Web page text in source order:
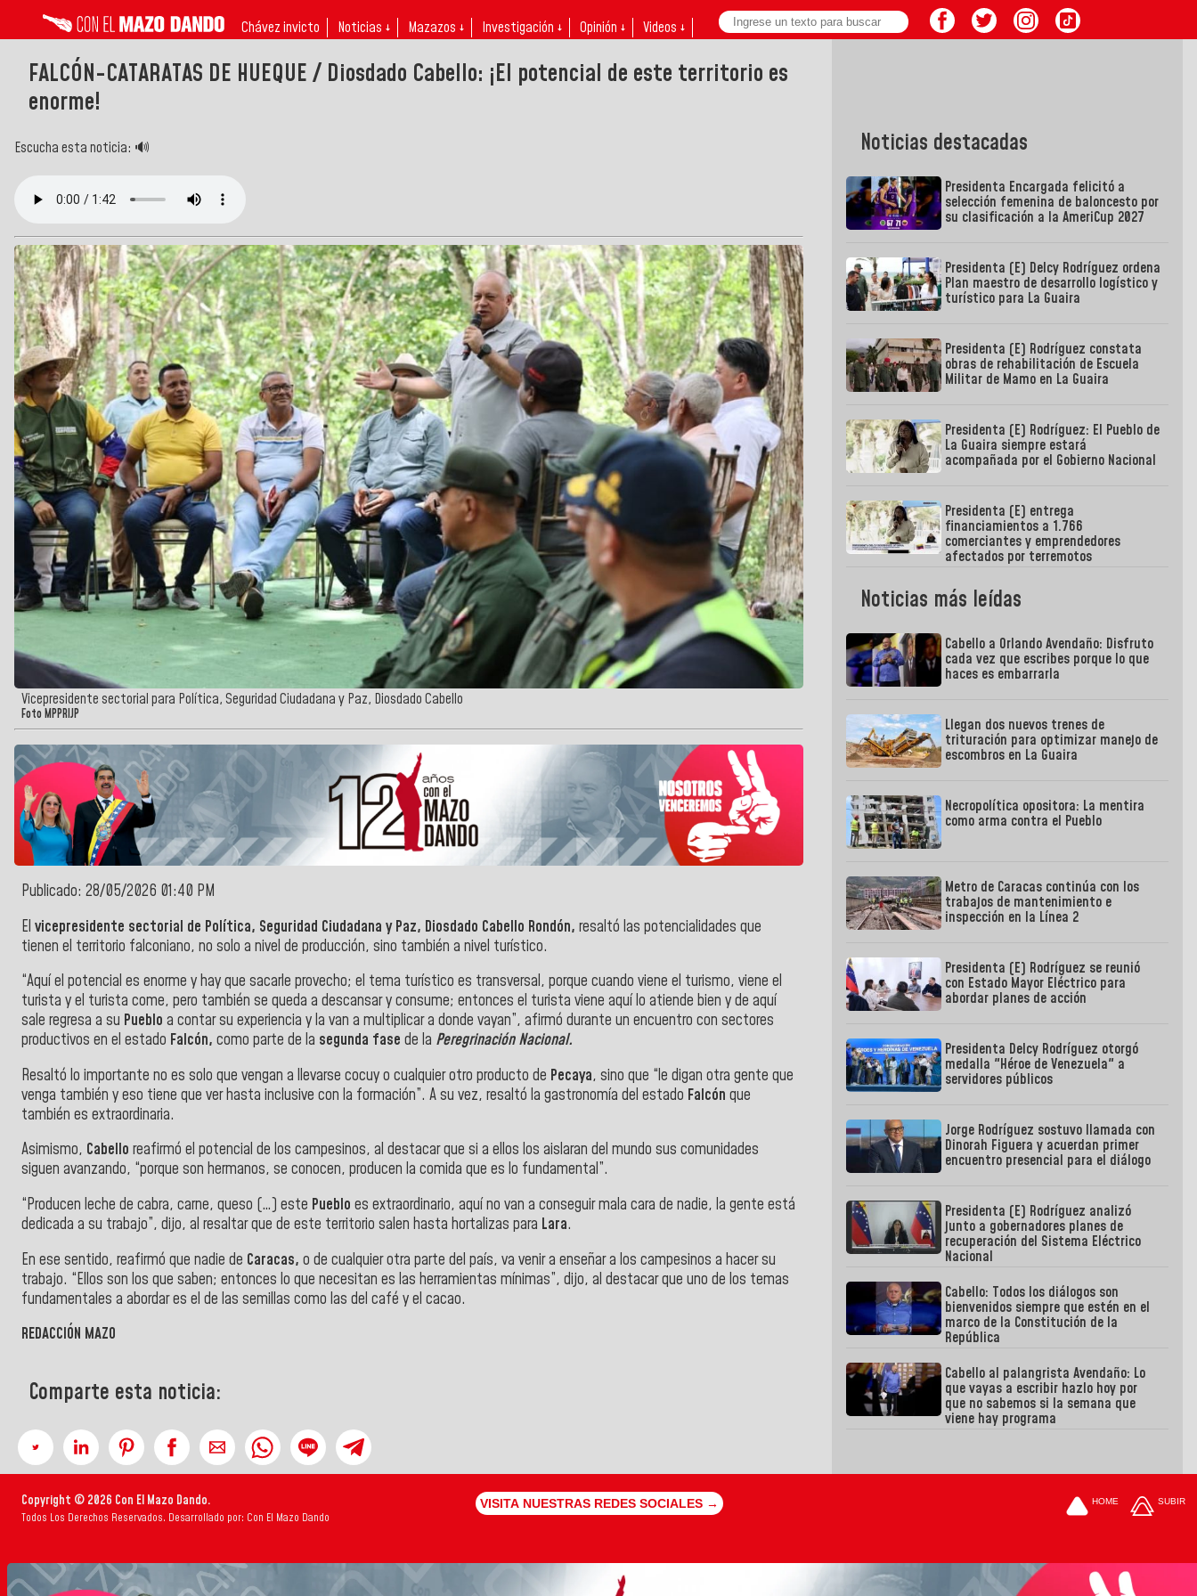
Chávez invicto Noticias ↓ Mazazos ↓ Investigación ↓ Opinión ↓ Videos ↓
FALCÓN-CATARATAS DE HUEQUE / Diosdado Cabello: ¡El potencial de este territorio es
enorme!
Escucha esta noticia: 🔊
Vicepresidente sectorial para Política, Seguridad Ciudadana y Paz, Diosdado Cabello
Foto MPPRIJP
Publicado: 28/05/2026 01:40 PM
El vicepresidente sectorial de Política, Seguridad Ciudadana y Paz, Diosdado Cabello Rondón, resaltó las potencialidades que
tienen el territorio falconiano, no solo a nivel de producción, sino también a nivel turístico.
“Aquí el potencial es enorme y hay que sacarle provecho; el tema turístico es transversal, porque cuando viene el turismo, viene el
turista y el turista come, pero también se queda a descansar y consume; entonces el turista viene aquí lo atiende bien y de aquí
sale regresa a su Pueblo a contar su experiencia y la van a multiplicar a donde vayan”, afirmó durante un encuentro con sectores
productivos en el estado Falcón, como parte de la segunda fase de la Peregrinación Nacional.
Resaltó lo importante no es solo que vengan a llevarse cocuy o cualquier otro producto de Pecaya, sino que “le digan otra gente que
venga también y eso tiene que ver hasta inclusive con la formación”. A su vez, resaltó la gastronomía del estado Falcón que
también es extraordinaria.
Asimismo, Cabello reafirmó el potencial de los campesinos, al destacar que si a ellos los aislaran del mundo sus comunidades
siguen avanzando, “porque son hermanos, se conocen, producen la comida que es lo fundamental”.
“Producen leche de cabra, carne, queso (…) este Pueblo es extraordinario, aquí no van a conseguir mala cara de nadie, la gente está
dedicada a su trabajo”, dijo, al resaltar que de este territorio salen hasta hortalizas para Lara.
En ese sentido, reafirmó que nadie de Caracas, o de cualquier otra parte del país, va venir a enseñar a los campesinos a hacer su
trabajo. “Ellos son los que saben; entonces lo que necesitan es las herramientas mínimas”, dijo, al destacar que uno de los temas
fundamentales a abordar es el de las semillas como las del café y el cacao.
REDACCIÓN MAZO
Comparte esta noticia:
Noticias destacadas
Presidenta Encargada felicitó a
selección femenina de baloncesto por
su clasificación a la AmeriCup 2027
Presidenta (E) Delcy Rodríguez ordena
Plan maestro de desarrollo logístico y
turístico para La Guaira
Presidenta (E) Rodríguez constata
obras de rehabilitación de Escuela
Militar de Mamo en La Guaira
Presidenta (E) Rodríguez: El Pueblo de
La Guaira siempre estará
acompañada por el Gobierno Nacional
Presidenta (E) entrega
financiamientos a 1.766
comerciantes y emprendedores
afectados por terremotos
Noticias más leídas
Cabello a Orlando Avendaño: Disfruto
cada vez que escribes porque lo que
haces es embarrarla
Llegan dos nuevos trenes de
trituración para optimizar manejo de
escombros en La Guaira
Necropolítica opositora: La mentira
como arma contra el Pueblo
Metro de Caracas continúa con los
trabajos de mantenimiento e
inspección en la Línea 2
Presidenta (E) Rodríguez se reunió
con Estado Mayor Eléctrico para
abordar planes de acción
Presidenta Delcy Rodríguez otorgó
medalla "Héroe de Venezuela" a
servidores públicos
Jorge Rodríguez sostuvo llamada con
Dinorah Figuera y acuerdan primer
encuentro presencial para el diálogo
Presidenta (E) Rodríguez analizó
junto a gobernadores planes de
recuperación del Sistema Eléctrico
Nacional
Cabello: Todos los diálogos son
bienvenidos siempre que estén en el
marco de la Constitución de la
República
Cabello al palangrista Avendaño: Lo
que vayas a escribir hazlo hoy por
que no sabemos si la semana que
viene hay programa
Copyright © 2026 Con El Mazo Dando.
Todos Los Derechos Reservados. Desarrollado por: Con El Mazo Dando
VISITA NUESTRAS REDES SOCIALES → HOME SUBIR